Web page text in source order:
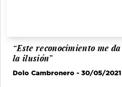
“Este reconocimiento me
la ilusión”
Dolo Cambronero - 30/05/2021